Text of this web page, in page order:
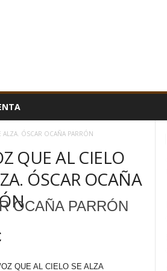
ÓSCAR OCAÑA PARRÓN
QUE AL CIELO
ÓSCAR OCAÑA
OCAÑA PARRÓN
QUE AL CIELO SE ALZA